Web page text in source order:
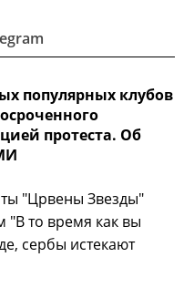
популярных клубов
протеста. Об
"Црвены Звезды"
"В то время как вы
сербы истекают